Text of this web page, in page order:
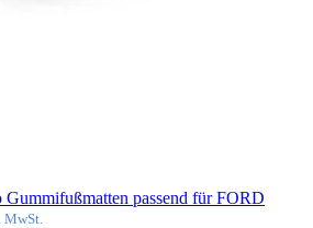
passend für FORD